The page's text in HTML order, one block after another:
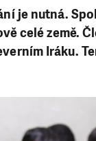
je nutná.
celé země.
Iráku.